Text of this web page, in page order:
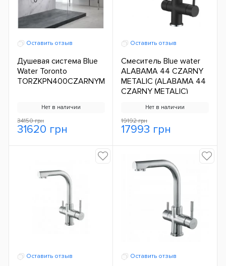
Оставить отзыв
Душевая система Blue
Water Toronto
TORZKPN400CZARNYMAT
Нет в наличии
34150 грн
31620 грн
Оставить отзыв
Смеситель Blue water
ALABAMA 44 CZARNY
METALIC (ALABAMA 44
CZARNY METALIC)
Нет в наличии
19192 грн
17993 грн
Оставить отзыв Оставить отзыв